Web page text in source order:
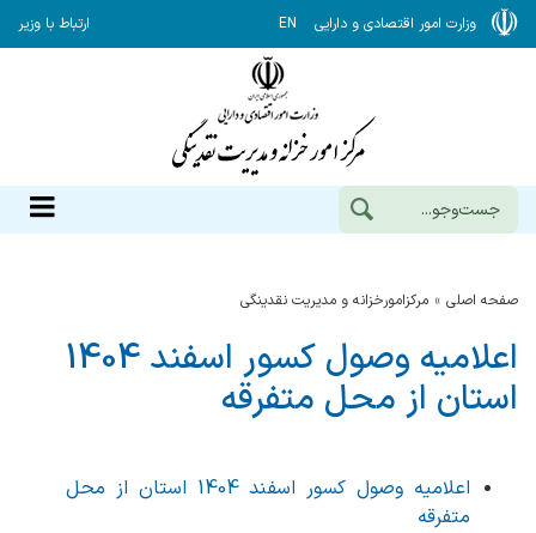
وزارت امور اقتصادی و دارایی EN ارتباط با وزیر
صفحه اصلی مرکزامورخزانه و مدیریت نقدینگی
اعلامیه وصول کسور اسفند 1404
استان از محل متفرقه
اعلامیه وصول کسور اسفند 1404 استان از محل
متفرقه